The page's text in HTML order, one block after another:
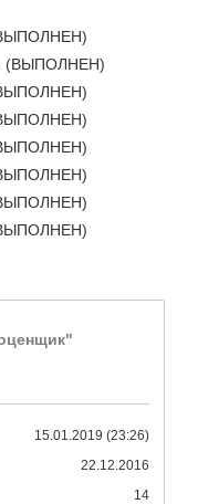
м (ВЫПОЛНЕН)
15.01.2019 (23:26)
22.12.2016
14